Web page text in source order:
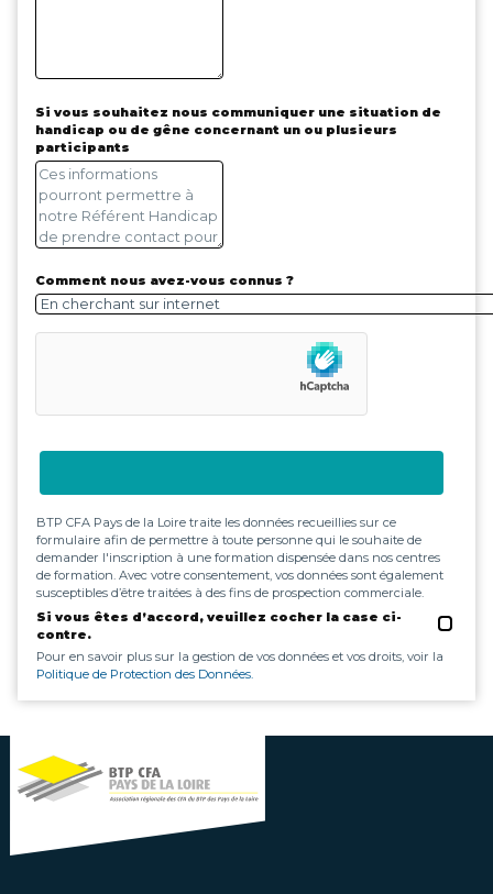
Si vous souhaitez nous communiquer une situation de
handicap ou de gêne concernant un ou plusieurs
participants
Comment nous avez-vous connus ?
BTP CFA Pays de la Loire traite les données recueillies sur ce
formulaire afin de permettre à toute personne qui le souhaite de
demander l'inscription à une formation dispensée dans nos centres
de formation. Avec votre consentement, vos données sont également
susceptibles d’être traitées à des fins de prospection commerciale.
Si vous êtes d’accord, veuillez cocher la case ci-
contre.
Pour en savoir plus sur la gestion de vos données et vos droits, voir la
Politique de Protection des Données.